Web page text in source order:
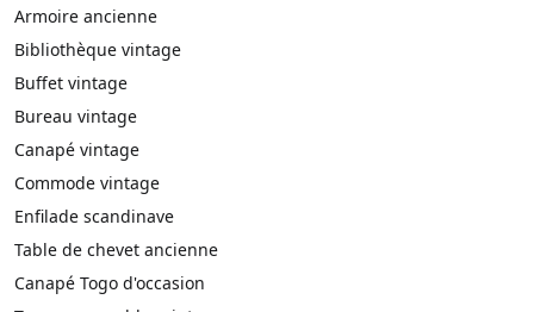
Armoire ancienne
Bibliothèque vintage
Buffet vintage
Bureau vintage
Canapé vintage
Commode vintage
Enfilade scandinave
Table de chevet ancienne
Canapé Togo d'occasion